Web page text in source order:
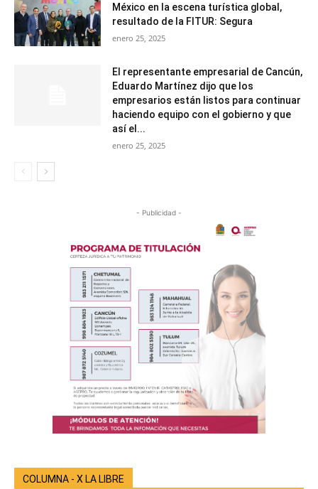
México en la escena turística global,
resultado de la FITUR: Segura
enero 25, 2025
El representante empresarial de Cancún,
Eduardo Martínez dijo que los
empresarios están listos para continuar
haciendo equipo con el gobierno y que
así el...
enero 25, 2025
- Publicidad -
COLUMNA - X LA LIBRE